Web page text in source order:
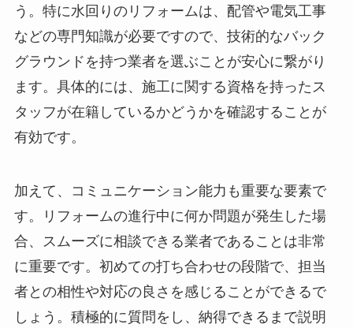
う。特に水回りのリフォームは、配管や電気工事
などの専門知識が必要ですので、技術的なバック
グラウンドを持つ業者を選ぶことが安心に繋がり
ます。具体的には、施工に関する資格を持ったス
タッフが在籍しているかどうかを確認することが
有効です。
加えて、コミュニケーション能力も重要な要素で
す。リフォームの進行中に何か問題が発生した場
合、スムーズに相談できる業者であることは非常
に重要です。初めての打ち合わせの段階で、担当
者との相性や対応の良さを感じることができるで
しょう。積極的に質問をし、納得できるまで説明